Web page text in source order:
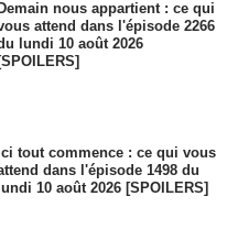
Demain nous appartient : ce qui
attend dans l'épisode 2266
lundi 10 août 2026
[SPOILERS]
tout commence : ce qui vous
dans l'épisode 1498 du
10 août 2026 [SPOILERS]